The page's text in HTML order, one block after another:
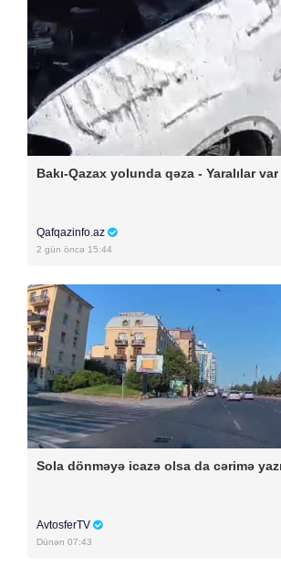
Bakı-Qazax yolunda qəza - Yaralılar var
Qafqazinfo.az
2 gün öncə 15:44
Sola dönməyə icazə olsa da cərimə
AvtosferTV
Dünən 07:43